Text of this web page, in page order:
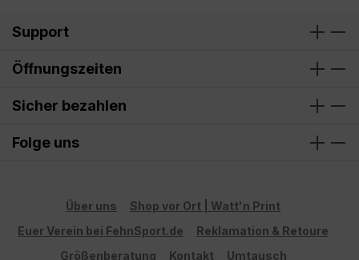
Support
Öffnungszeiten
Sicher bezahlen
Folge uns
Über uns
Shop vor Ort | Watt'n Print
Euer Verein bei FehnSport.de
Reklamation & Retoure
Größenberatung
Kontakt Umtausch